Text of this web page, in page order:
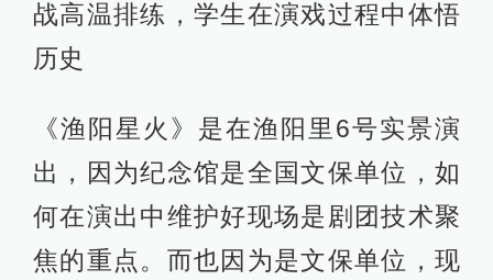
战高温排练，学生在演戏过程中体悟
历史
《渔阳星火》是在渔阳里6号实景演
出，因为纪念馆是全国文保单位，如
何在演出中维护好现场是剧团技术聚
焦的重点。而也因为是文保单位，现